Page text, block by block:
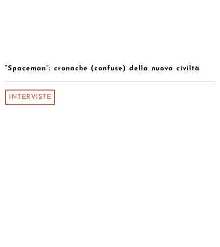
“Spaceman”: cronache (confuse) della nuova civiltà
INTERVISTE